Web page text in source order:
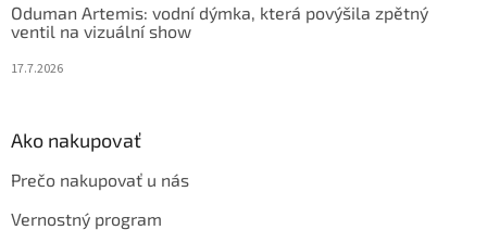
Oduman Artemis: vodní dýmka, která povýšila zpětný
ventil na vizuální show
17.7.2026
Ako nakupovať
Prečo nakupovať u nás
Vernostný program